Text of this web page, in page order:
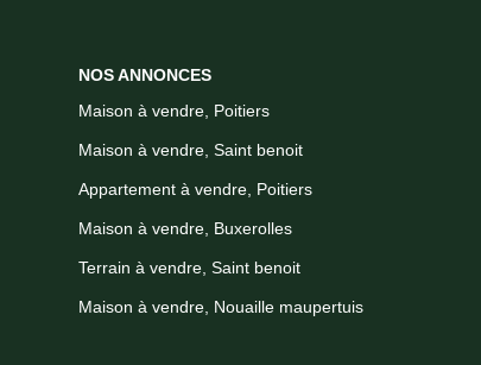
NOS ANNONCES
Maison à vendre, Poitiers
Maison à vendre, Saint benoit
Appartement à vendre, Poitiers
Maison à vendre, Buxerolles
Terrain à vendre, Saint benoit
Maison à vendre, Nouaille maupertuis